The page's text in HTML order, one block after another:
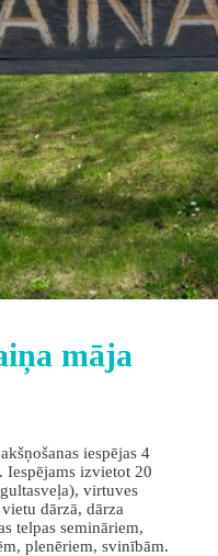
māja
iespējas 4
Iespējams izvietot 20
virtuves
dārzā, dārza
telpas semināriem,
plenēriem, svinībām.